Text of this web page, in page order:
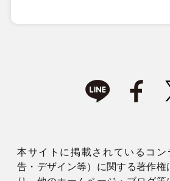
本サイトに掲載されているコ
告・デザイン等）に関する著作権